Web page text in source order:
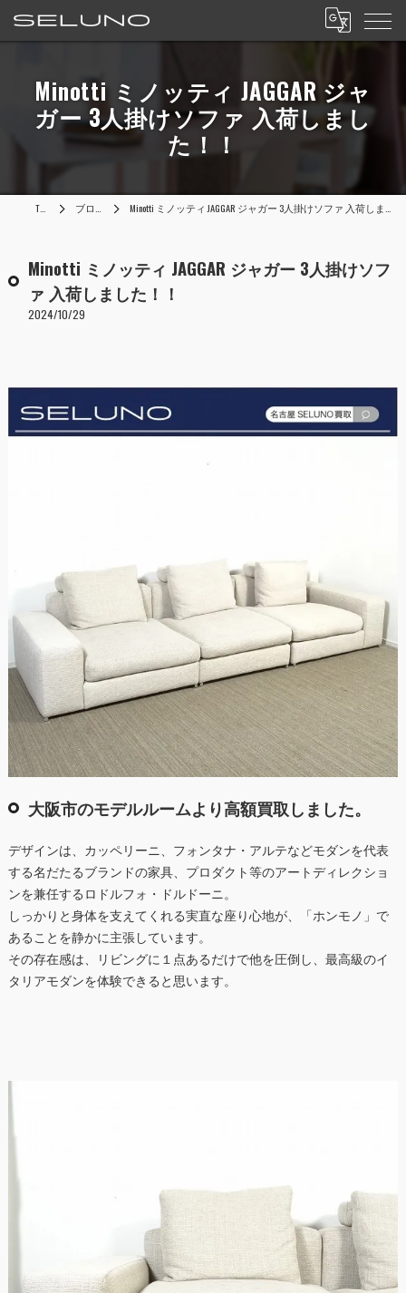
Minotti ミノッティ JAGGAR ジャ
ガー 3人掛けソファ 入荷しまし
た！！
TOP ブログ Minotti ミノッティ JAGGAR ジャガー 3人掛けソファ 入荷しました！！
Minotti ミノッティ JAGGAR ジャガー 3人掛けソフ
ァ 入荷しました！！
2024/10/29
大阪市のモデルルームより高額買取しました。
デザインは、カッペリーニ、フォンタナ・アルテなどモダンを代表
する名だたるブランドの家具、プロダクト等のアートディレクショ
ンを兼任するロドルフォ・ドルドーニ。
しっかりと身体を支えてくれる実直な座り心地が、「ホンモノ」で
あることを静かに主張しています。
その存在感は、リビングに１点あるだけで他を圧倒し、最高級のイ
タリアモダンを体験できると思います。